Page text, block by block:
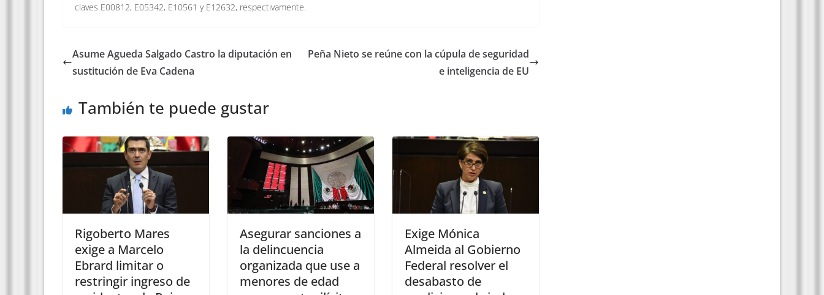
claves E00812, E05342, E10561 y E12632, respectivamente.
Asume Agueda Salgado Castro la diputación en
sustitución de Eva Cadena
Peña Nieto se reúne con la cúpula de seguridad
e inteligencia de EU
También te puede gustar
Rigoberto Mares
exige a Marcelo
Ebrard limitar o
restringir ingreso de
Asegurar sanciones a
la delincuencia
organizada que use a
menores de edad
Exige Mónica
Almeida al Gobierno
Federal resolver el
desabasto de